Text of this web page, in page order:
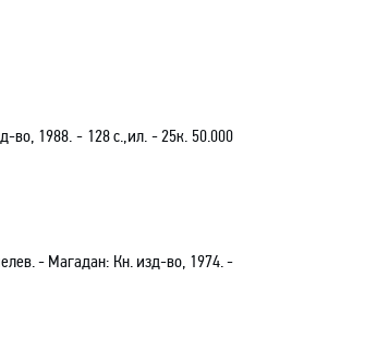
во, 1988. - 128 с.,ил. - 25к. 50.000
- Магадан: Кн. изд-во, 1974. -